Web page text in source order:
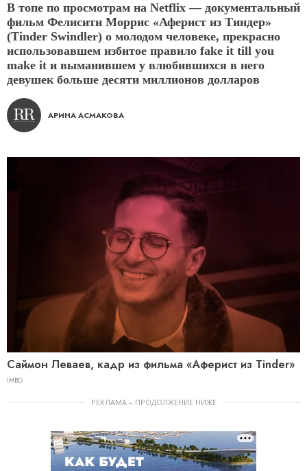
В топе по просмотрам на Netflix — документальный
фильм Фелисити Моррис «Аферист из Тиндер»
(Tinder Swindler) о молодом человеке, прекрасно
использовавшем избитое правило fake it till you
make it и выманившем у влюбившихся в него
девушек больше десяти миллионов долларов
АРИНА АСМАКОВА
Саймон Леваев, кадр из фильма «Аферист из Tinder»
IMBD
РЕКЛАМА – ПРОДОЛЖЕНИЕ НИЖЕ